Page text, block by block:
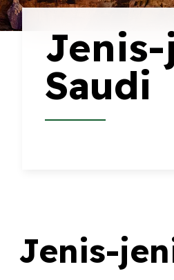
Saudi
Jenis-